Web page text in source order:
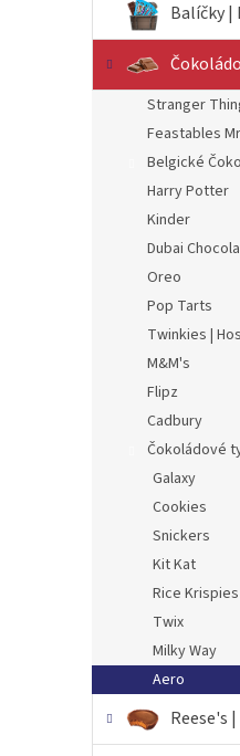
Balíčky |
Stranger
Feastables
Belgické
Harry Potter
Kinder
Dubai
Oreo
Pop Tarts
Twinkies |
M&M's
Flipz
Cadbury
Čokoládové
Galaxy
Cookies
Snickers
Kit Kat
Rice Krispies
Twix
Milky Way
Aero
Reese's